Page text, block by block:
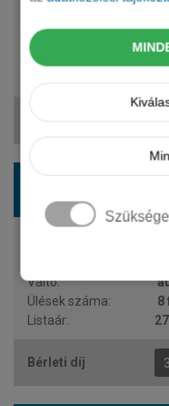
PanAm Aut. HT
8